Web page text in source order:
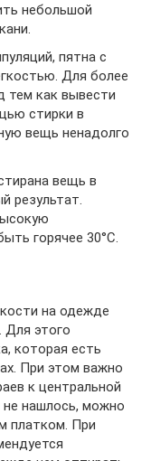
небольшой
пятна с
Для более
тем как вывести
стирки в
вещь ненадолго
вещь в
результат.
горячее 30°C.
на одежде
Для этого
которая есть
При этом важно
к центральной
не нашлось, можно
платком. При